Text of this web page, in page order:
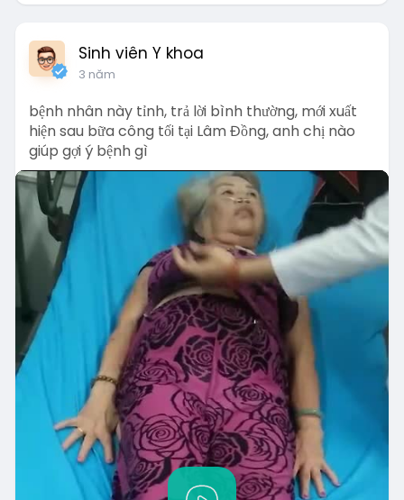
Sinh viên Y khoa
3 năm
bệnh nhân này tỉnh, trả lời bình thường, mới xuất
hiện sau bữa công tối tại Lâm Đồng, anh chị nào
giúp gợi ý bệnh gì